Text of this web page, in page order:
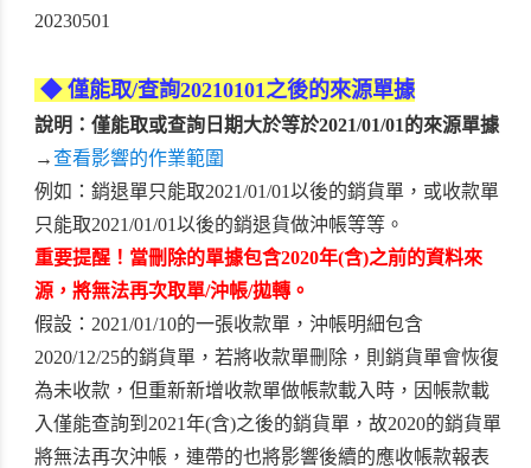
20230501
◆ 僅能取/查詢20210101之後的來源單據
說明：僅能取或查詢日期大於等於2021/01/01的來源單據
→ 查看影響的作業範圍
例如：銷退單只能取2021/01/01以後的銷貨單，或收款單
只能取2021/01/01以後的銷退貨做沖帳等等。
重要提醒！當刪除的單據包含2020年(含)之前的資料來
源，將無法再次取單/沖帳/拋轉。
假設：2021/01/10的一張收款單，沖帳明細包含
2020/12/25的銷貨單，若將收款單刪除，則銷貨單會恢復
為未收款，但重新新增收款單做帳款載入時，因帳款載
入僅能查詢到2021年(含)之後的銷貨單，故2020的銷貨單
將無法再次沖帳，連帶的也將影響後續的應收帳款報表